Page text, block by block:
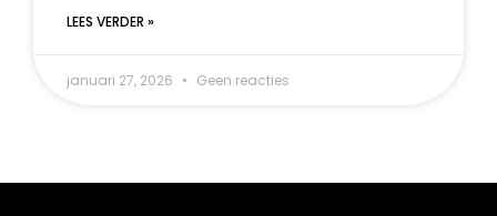
LEES VERDER »
januari 27, 2026 Geen reacties